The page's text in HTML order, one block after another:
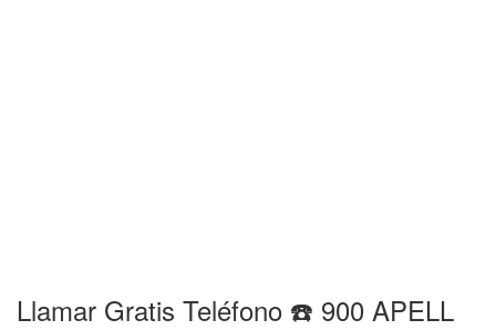
Llamar Gratis Teléfono ☎️ 900 APELL